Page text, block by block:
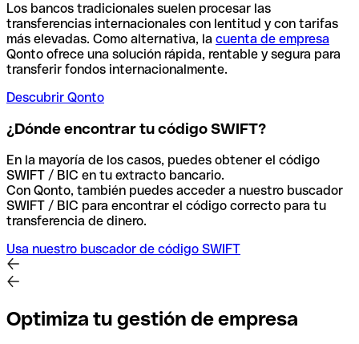
Los bancos tradicionales suelen procesar las
transferencias internacionales con lentitud y con tarifas
más elevadas. Como alternativa, la cuenta de empresa
Qonto ofrece una solución rápida, rentable y segura para
transferir fondos internacionalmente.
Descubrir Qonto
¿Dónde encontrar tu código SWIFT?
En la mayoría de los casos, puedes obtener el código
SWIFT / BIC en tu extracto bancario.
Con Qonto, también puedes acceder a nuestro buscador
SWIFT / BIC para encontrar el código correcto para tu
transferencia de dinero.
Usa nuestro buscador de código SWIFT
Optimiza tu gestión de empresa